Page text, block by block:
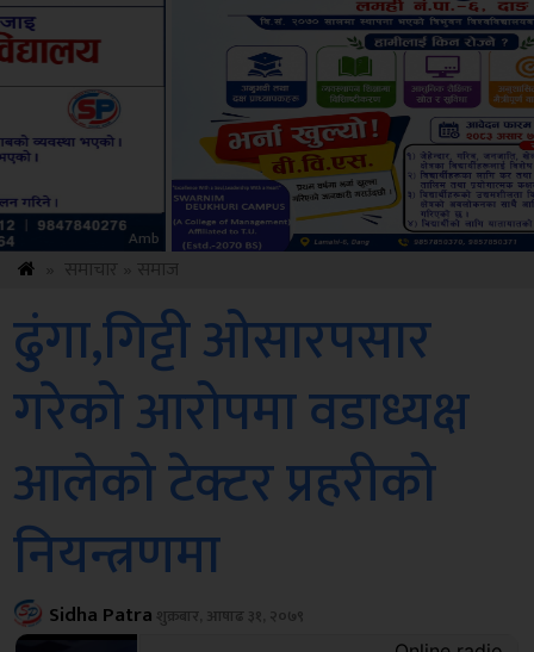
Sdc
ढुंगा,गिट्टी ओसारपसार
गरेको आरोपमा वडाध्यक्ष
आलेको टेक्टर प्रहरीको
नियन्त्रणमा
Sidha Patra शुक्रबार, आषाढ ३१, २०७९